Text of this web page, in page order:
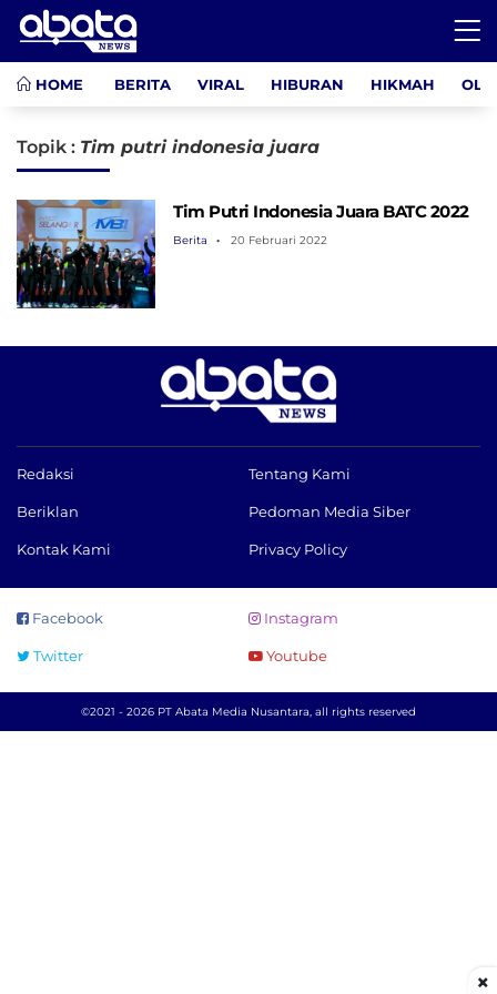
HOME BERITA VIRAL HIBURAN HIKMAH
Topik : Tim putri indonesia juara
Tim Putri Indonesia Juara BATC 2022
Berita 20 Februari 2022
Redaksi Tentang Kami
Beriklan Pedoman Media Siber
Kontak Kami Privacy Policy
Facebook Instagram
Twitter Youtube
©2021 - 2026 PT Abata Media Nusantara, all rights reserved
×